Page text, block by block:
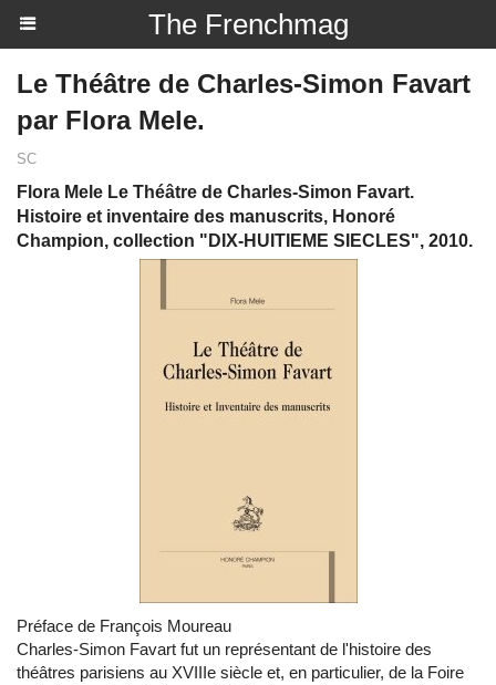
The Frenchmag
Le Théâtre de Charles-Simon Favart
par Flora Mele.
SC
Flora Mele Le Théâtre de Charles-Simon Favart.
Histoire et inventaire des manuscrits, Honoré
Champion, collection "DIX-HUITIEME SIECLES", 2010.
Préface de François Moureau
Charles-Simon Favart fut un représentant de l'histoire des
théâtres parisiens au XVIIIe siècle et, en particulier, de la Foire